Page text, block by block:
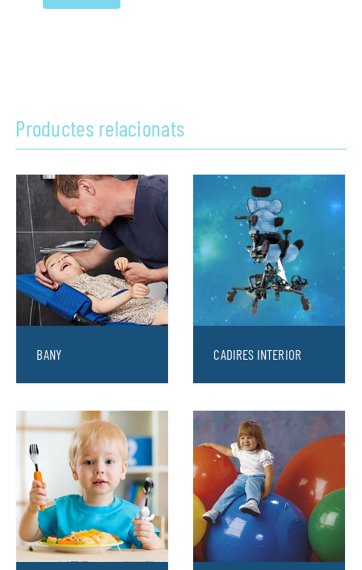
Productes relacionats
BANY CADIRES INTERIOR